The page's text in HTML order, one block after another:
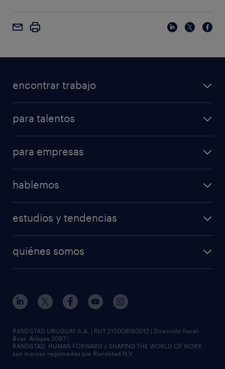
encontrar trabajo
para talentos
para empresas
hablemos
estudios y tendencias
quiénes somos
RANDSTAD URUGUAY S.A. | RUT 215008190012 | Dirección fiscal:
Bvar. Artigas 2097 |
RANDSTAD, HUMAN FORWARD y SHAPING THE WORLD OF WORK
son marcas registradas por Randstad N.V.